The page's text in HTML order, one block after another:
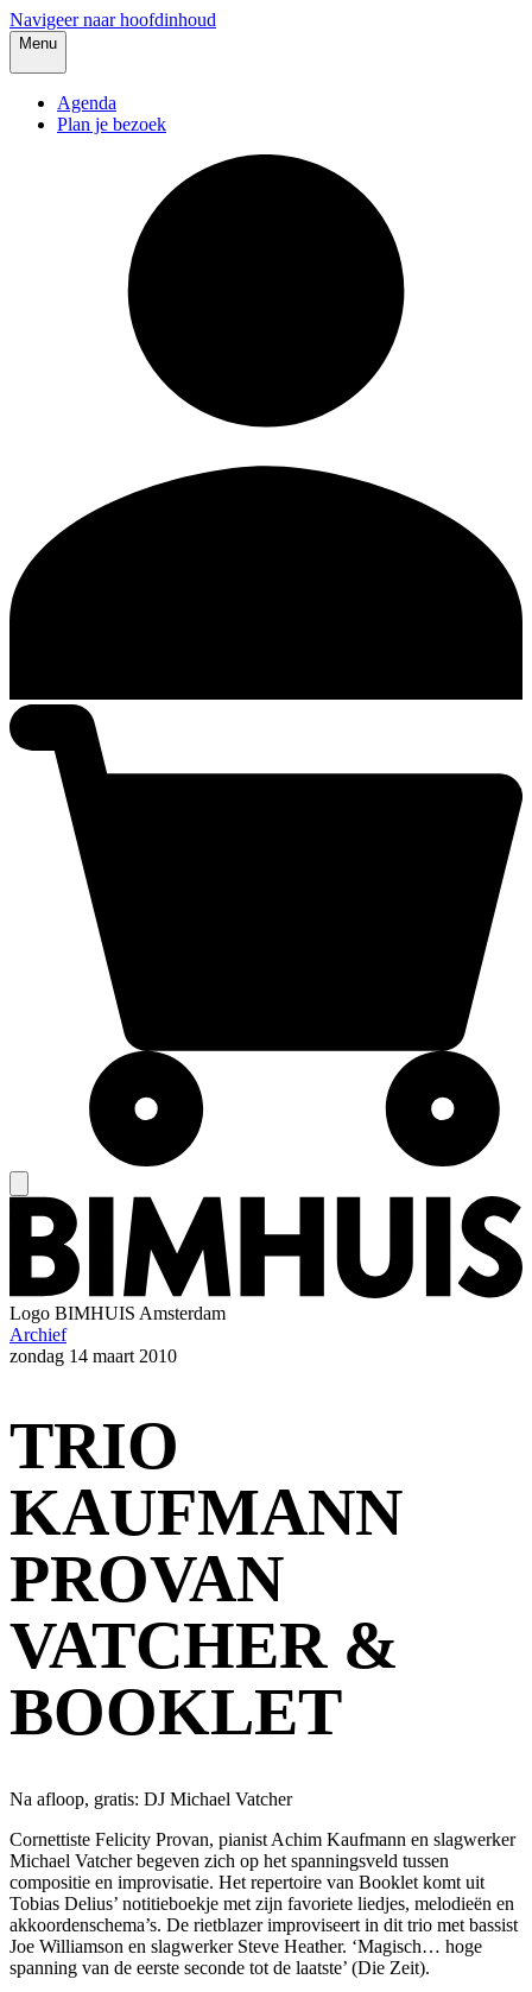
Navigeer naar hoofdinhoud
Menu
Agenda
Plan je bezoek
Logo BIMHUIS Amsterdam
Archief
zondag 14 maart 2010
TRIO
KAUFMANN
PROVAN
VATCHER &
BOOKLET
Na afloop, gratis: DJ Michael Vatcher
Cornettiste Felicity Provan, pianist Achim Kaufmann en slagwerker
Michael Vatcher begeven zich op het spanningsveld tussen
compositie en improvisatie. Het repertoire van Booklet komt uit
Tobias Delius’ notitieboekje met zijn favoriete liedjes, melodieën en
akkoordenschema’s. De rietblazer improviseert in dit trio met bassist
Joe Williamson en slagwerker Steve Heather. ‘Magisch… hoge
spanning van de eerste seconde tot de laatste’ (Die Zeit).